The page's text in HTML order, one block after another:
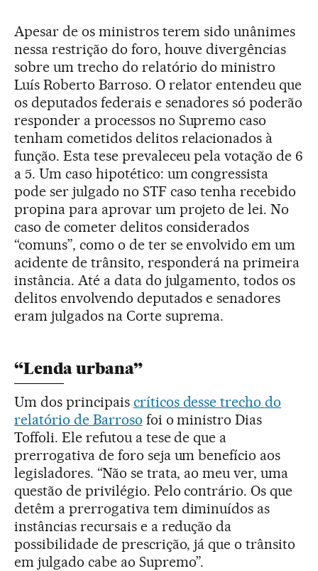
Apesar de os ministros terem sido unânimes
nessa restrição do foro, houve divergências
sobre um trecho do relatório do ministro
Luís Roberto Barroso. O relator entendeu que
os deputados federais e senadores só poderão
responder a processos no Supremo caso
tenham cometidos delitos relacionados à
função. Esta tese prevaleceu pela votação de 6
a 5. Um caso hipotético: um congressista
pode ser julgado no STF caso tenha recebido
propina para aprovar um projeto de lei. No
caso de cometer delitos considerados
“comuns”, como o de ter se envolvido em um
acidente de trânsito, responderá na primeira
instância. Até a data do julgamento, todos os
delitos envolvendo deputados e senadores
eram julgados na Corte suprema.
“Lenda urbana”
Um dos principais críticos desse trecho do
relatório de Barroso foi o ministro Dias
Toffoli. Ele refutou a tese de que a
prerrogativa de foro seja um benefício aos
legisladores. “Não se trata, ao meu ver, uma
questão de privilégio. Pelo contrário. Os que
detêm a prerrogativa tem diminuídos as
instâncias recursais e a redução da
possibilidade de prescrição, já que o trânsito
em julgado cabe ao Supremo”.